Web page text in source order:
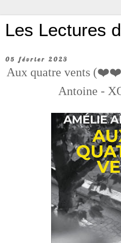
Les Lectures
05 février 2023
Aux quatre vents
Antoine -